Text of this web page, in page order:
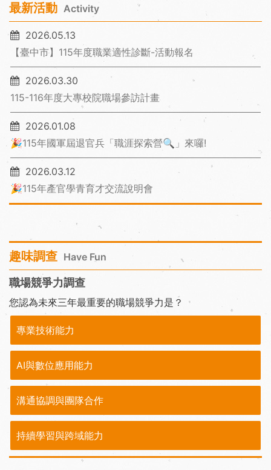
最新活動 Activity
2026.05.13
【臺中市】115年度職業適性診斷-活動報名
2026.03.30
115-116年度大專校院職場參訪計畫
2026.01.08
🎉115年國軍屆退官兵「職涯探索營🔍」來囉!
2026.03.12
🎉115年產官學青育才交流說明會
趣味調查 Have Fun
職場競爭力調查
您認為未來三年最重要的職場競爭力是？
專業技術能力
AI與數位應用能力
溝通協調與團隊合作
持續學習與跨域能力